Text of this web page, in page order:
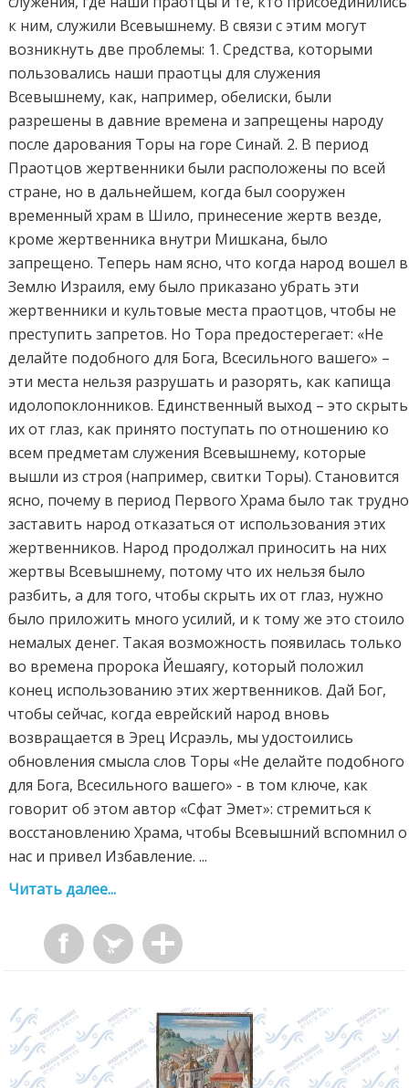
к ним, служили Всевышнему. В связи с этим могут
возникнуть две проблемы: 1. Средства, которыми
пользовались наши праотцы для служения
Всевышнему, как, например, обелиски, были
разрешены в давние времена и запрещены народу
после дарования Торы на горе Синай. 2. В период
Праотцов жертвенники были расположены по всей
стране, но в дальнейшем, когда был сооружен
временный храм в Шило, принесение жертв везде,
кроме жертвенника внутри Мишкана, было
запрещено. Теперь нам ясно, что когда народ вошел в
Землю Израиля, ему было приказано убрать эти
жертвенники и культовые места праотцов, чтобы не
преступить запретов. Но Тора предостерегает: «Не
делайте подобного для Бога, Всесильного вашего» –
эти места нельзя разрушать и разорять, как капища
идолопоклонников. Единственный выход – это скрыть
их от глаз, как принято поступать по отношению ко
всем предметам служения Всевышнему, которые
вышли из строя (например, свитки Торы). Становится
ясно, почему в период Первого Храма было так трудно
заставить народ отказаться от использования этих
жертвенников. Народ продолжал приносить на них
жертвы Всевышнему, потому что их нельзя было
разбить, а для того, чтобы скрыть их от глаз, нужно
было приложить много усилий, и к тому же это стоило
немалых денег. Такая возможность появилась только
во времена пророка Йешаягу, который положил
конец использованию этих жертвенников. Дай Бог,
чтобы сейчас, когда еврейский народ вновь
возвращается в Эрец Исраэль, мы удостоились
обновления смысла слов Торы «Не делайте подобного
для Бога, Всесильного вашего» - в том ключе, как
говорит об этом автор «Сфат Эмет»: стремиться к
восстановлению Храма, чтобы Всевышний вспомнил о
нас и привел Избавление. ...
Читать далее...